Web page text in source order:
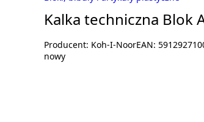
Kalka techniczna Blok
Producent: Koh-I-NoorEAN:
nowy